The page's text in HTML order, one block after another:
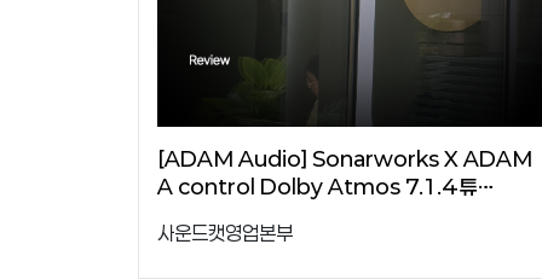
[ADAM Audio] Sonarworks X ADAM
A control Dolby Atmos 7.1.4 튜…
사운드캣영업본부